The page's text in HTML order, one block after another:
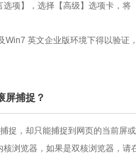
项】，选择【高级】选项卡，
英文企业版环境下得以验证
屏捕捉？
捉，却只能捕捉到网页的当前屏
浏览器，如果是双核浏览器，